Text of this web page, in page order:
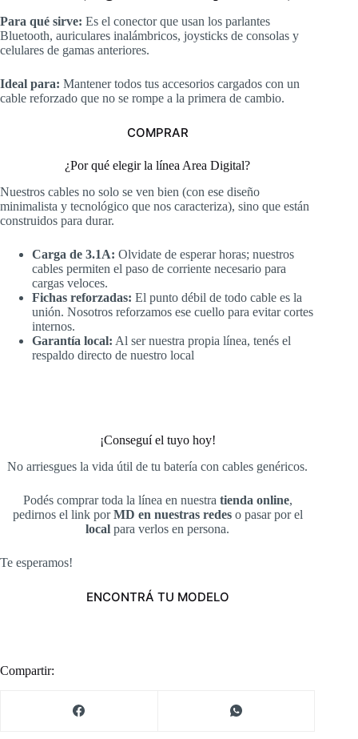
Para qué sirve: Es el conector que usan los parlantes
Bluetooth, auriculares inalámbricos, joysticks de consolas y
celulares de gamas anteriores.
Ideal para: Mantener todos tus accesorios cargados con un
cable reforzado que no se rompe a la primera de cambio.
COMPRAR
¿Por qué elegir la línea Area Digital?
Nuestros cables no solo se ven bien (con ese diseño
minimalista y tecnológico que nos caracteriza), sino que están
construidos para durar.
Carga de 3.1A: Olvidate de esperar horas; nuestros
cables permiten el paso de corriente necesario para
cargas veloces.
Fichas reforzadas: El punto débil de todo cable es la
unión. Nosotros reforzamos ese cuello para evitar cortes
internos.
Garantía local: Al ser nuestra propia línea, tenés el
respaldo directo de nuestro local
¡Conseguí el tuyo hoy!
No arriesgues la vida útil de tu batería con cables genéricos.
Podés comprar toda la línea en nuestra tienda online,
pedirnos el link porMD en nuestras redeso pasar por el
local para verlos en persona.
Te esperamos!
ENCONTRÁ TU MODELO
Compartir: